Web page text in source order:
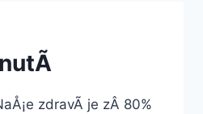
zdravÃ­ je zÂ 80%